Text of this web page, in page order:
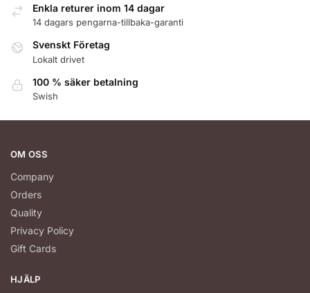
Enkla returer inom 14 dagar
14 dagars pengarna-tillbaka-garanti
Svenskt Företag
Lokalt drivet
100 % säker betalning
Swish
OM OSS
Company
Orders
Quality
Privacy Policy
Gift Cards
HJÄLP